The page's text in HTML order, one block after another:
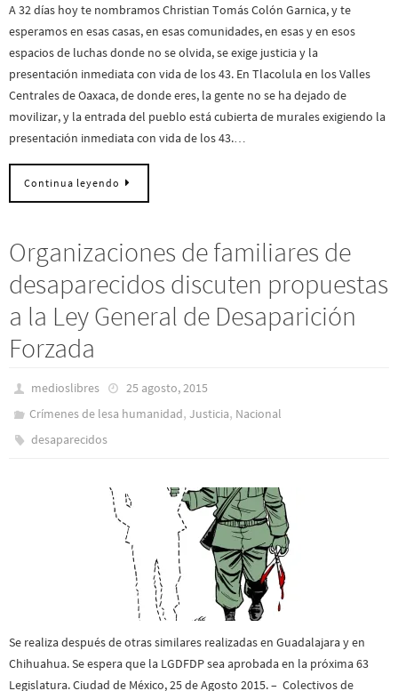
A 32 días hoy te nombramos Christian Tomás Colón Garnica, y te
esperamos en esas casas, en esas comunidades, en esas y en esos
espacios de luchas donde no se olvida, se exige justicia y la
presentación inmediata con vida de los 43. En Tlacolula en los Valles
Centrales de Oaxaca, de donde eres, la gente no se ha dejado de
movilizar, y la entrada del pueblo está cubierta de murales exigiendo la
presentación inmediata con vida de los 43.…
Continua leyendo
Organizaciones de familiares de
desaparecidos discuten propuestas
a la Ley General de Desaparición
Forzada
medioslibres
25 agosto, 2015
Crímenes de lesa humanidad,Justicia, Nacional
desaparecidos
Se realiza después de otras similares realizadas en Guadalajara y en
Chihuahua. Se espera que la LGDFDP sea aprobada en la próxima 63
Legislatura. Ciudad de México, 25 de Agosto 2015. – Colectivos de